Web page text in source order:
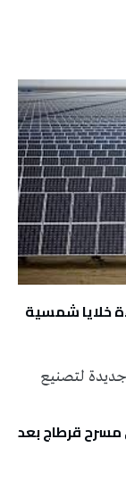
خلايا شمسية
لتصنيع
مسرح قرطاج بعد